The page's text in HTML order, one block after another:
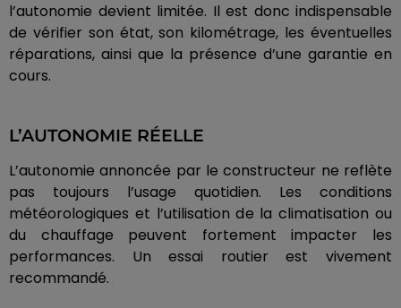
l’autonomie devient limitée. Il est donc indispensable
de vérifier son état, son kilométrage, les éventuelles
réparations, ainsi que la présence d’une garantie en
cours.
L’AUTONOMIE RÉELLE
L’autonomie annoncée par le constructeur ne reflète
pas toujours l’usage quotidien. Les conditions
météorologiques et l’utilisation de la climatisation ou
du chauffage peuvent fortement impacter les
performances. Un essai routier est vivement
recommandé.